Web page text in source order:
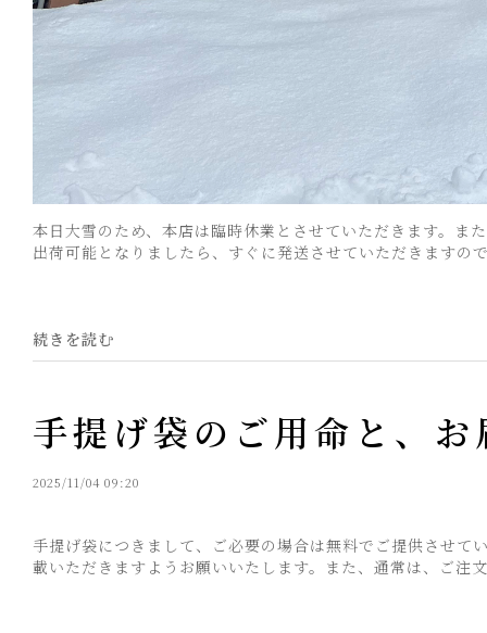
本日大雪のため、本店は臨時休業とさせていただきます。ま
出荷可能となりましたら、すぐに発送させていただきますの
続きを読む
手提げ袋のご用命と、
2025/11/04 09:20
手提げ袋につきまして、ご必要の場合は無料でご提供させ
載いただきますようお願いいたします。また、通常は、ご注